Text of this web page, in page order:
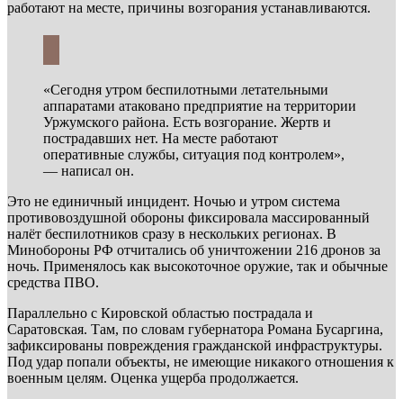
работают на месте, причины возгорания устанавливаются.
«Сегодня утром беспилотными летательными
аппаратами атаковано предприятие на территории
Уржумского района. Есть возгорание. Жертв и
пострадавших нет. На месте работают
оперативные службы, ситуация под контролем»,
— написал он.
Это не единичный инцидент. Ночью и утром система
противовоздушной обороны фиксировала массированный
налёт беспилотников сразу в нескольких регионах. В
Минобороны РФ отчитались об уничтожении 216 дронов за
ночь. Применялось как высокоточное оружие, так и обычные
средства ПВО.
Параллельно с Кировской областью пострадала и
Саратовская. Там, по словам губернатора Романа Бусаргина,
зафиксированы повреждения гражданской инфраструктуры.
Под удар попали объекты, не имеющие никакого отношения к
военным целям. Оценка ущерба продолжается.